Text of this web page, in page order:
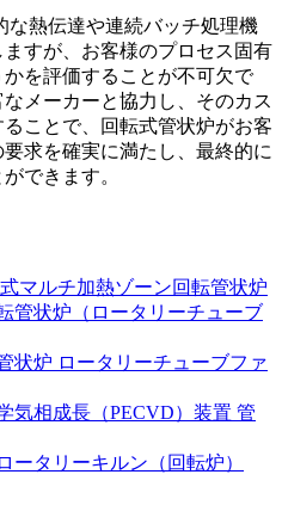
な熱伝達や連続バッチ処理機
すが、お客様のプロセス固有
を評価することが不可欠で
メーカーと協力し、そのカス
ことで、回転式管状炉がお客
求を確実に満たし、最終的に
できます。
マルチ加熱ゾーン回転管状炉
管状炉（ロータリーチューブ
状炉 ロータリーチューブファ
気相成長（PECVD）装置 管
ータリーキルン（回転炉）